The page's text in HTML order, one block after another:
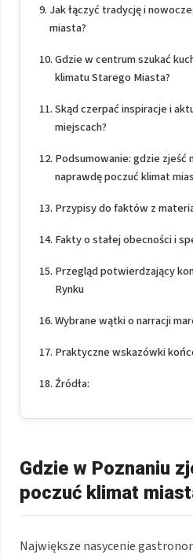
Jak łączyć tradycję i
miasta?
Gdzie w centrum szukać
klimatu Starego Miasta?
Skąd czerpać inspiracje i
miejscach?
Podsumowanie: gdzie zjeść
naprawdę poczuć klimat
Przypisy do faktów z
Fakty o stałej obecności i
Przegląd potwierdzający
Rynku
Wybrane wątki o narracji
Praktyczne wskazówki
Źródła:
Gdzie w Poznaniu
poczuć klimat
Największe nasycenie